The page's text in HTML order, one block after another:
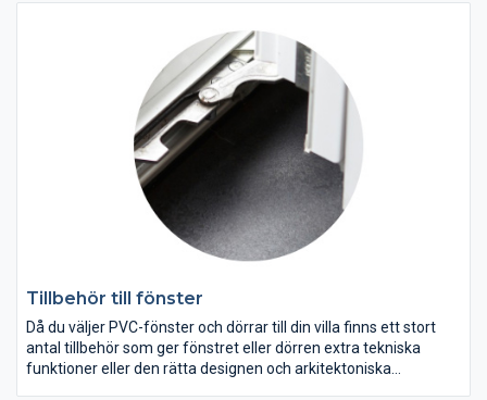
nedre kant, mot en magnet som synes på bilden ovan. Detta
hjälper persiennen och plissén att inte fladdra vid drag
samtidigt som den förblir så nära glaset som möjligt när
fönstret placeras i kipp-läge (ventilerat läge).
Tillbehör till fönster
Då du väljer PVC-fönster och dörrar till din villa finns ett stort
antal tillbehör som ger fönstret eller dörren extra tekniska
funktioner eller den rätta designen och arkitektoniska